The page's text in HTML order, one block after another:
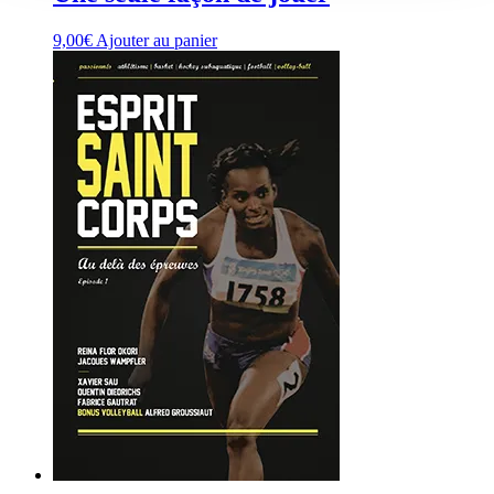
9,00€ Ajouter au panier